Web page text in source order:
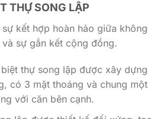
THỰ SONG LẬP
kết hợp hoàn hảo giữa không
sự gắn kết cộng đồng.
thự song lập được xây dựng
có 3 mặt thoáng và chung một
với căn bên cạnh.